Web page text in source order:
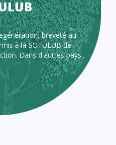
breveté au
à la SOTULUB de
Dans d'autres pays...